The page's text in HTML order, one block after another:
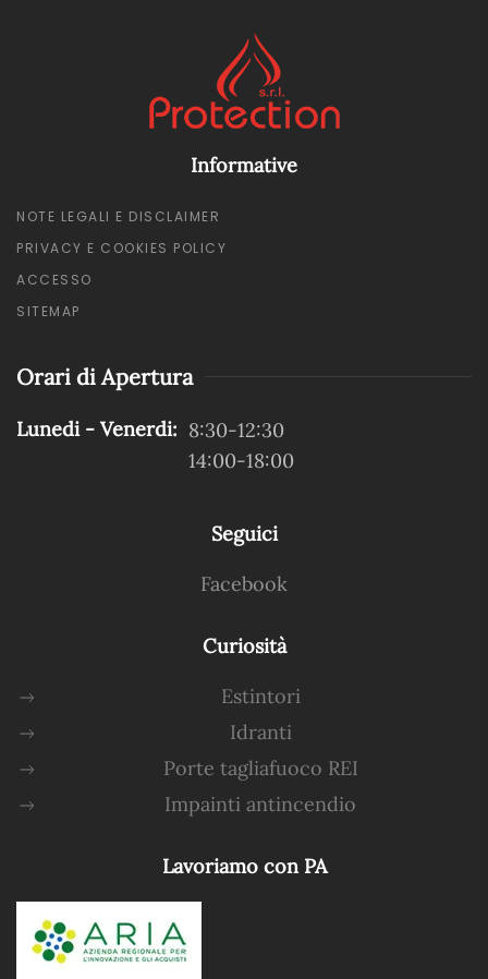
Informative
NOTE LEGALI E DISCLAIMER
PRIVACY E COOKIES POLICY
ACCESSO
SITEMAP
Orari di Apertura
Lunedi - Venerdi: 8:30-12:30
14:00-18:00
Seguici
Facebook
Curiosità
Estintori
Idranti
Porte tagliafuoco REI
Impainti antincendio
Lavoriamo con PA